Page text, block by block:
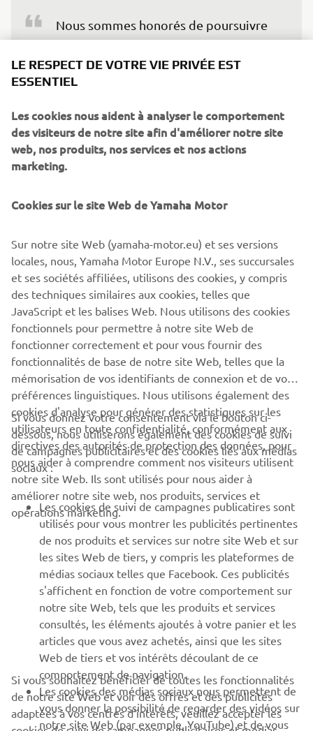
Nous sommes honorés de poursuivre
notre partenariat avec Yamaha, dont
l'engagement pour la création d’un
impact positif sur la communauté
Leur engagement permettra non
seulement d’étendre notre portée,
mais également d’amplifier l’impact
— Kayode Ajayi, PDG de Riders for Health
IMPLIQUEZ-VOUS
1 /7
CORPORATE
PROS & B2B
PLUS YAMAHA
SUPPORT
NEWSLETTER
Découvrez en exclusivité les dernières offres, les événements
spéciaux, les nouveautés et bien plus encore
S'ABONNER
LE RESPECT DE VOTRE VIE PRIVÉE EST
ESSENTIEL
Les cookies nous aident à analyser le comportement
des visiteurs de notre site afin d'améliorer notre site
web, nos produits, nos services et nos actions
marketing.
Cookies sur le site Web de Yamaha Motor
Sur notre site Web (yamaha-motor.eu) et ses versions
locales, nous, Yamaha Motor Europe N.V., ses succursales
et ses sociétés affiliées, utilisons des cookies, y compris
des techniques similaires aux cookies, telles que
JavaScript et les balises Web. Nous utilisons des cookies
fonctionnels pour permettre à notre site Web de
fonctionner correctement et pour vous fournir des
fonctionnalités de base de notre site Web, telles que la
mémorisation de vos identifiants de connexion et de vos
préférences linguistiques. Nous utilisons également des
cookies d'analyse pour générer des statistiques sur les
utilisateurs en toute confidentialité, conformément aux
directives des autorités de protection des données, pour
nous aider à comprendre comment nos visiteurs utilisent
notre site Web. Ils sont utilisés pour nous aider à
améliorer notre site web, nos produits, services et
opérations marketing.
Si vous donnez votre consentement via le bouton ci-
dessous, nous utiliserons également des cookies de suivi
de campagnes publicitaires et des cookies liés aux médias
sociaux :
Les cookies de suivi de campagnes publicatires sont
utilisés pour vous montrer les publicités pertinentes
de nos produits et services sur notre site Web et sur
les sites Web de tiers, y compris les plateformes de
médias sociaux telles que Facebook. Ces publicités
s'affichent en fonction de votre comportement sur
notre site Web, tels que les produits et services
consultés, les éléments ajoutés à votre panier et les
articles que vous avez achetés, ainsi que les sites
Web de tiers et vos intérêts découlant de ce
comportement de navigation.
Les cookies des médias sociaux nous permettent de
vous donner la possibilité de regarder des vidéos sur
notre site Web (par exemple, YouTube) et de vous
Si vous souhaitez bénéficier de toutes les fonctionnalités
de notre site Web et voir des offres et des publicités
adaptées à vos centres d'intérêts, veuillez accepter les